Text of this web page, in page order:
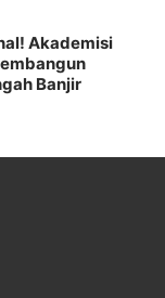
Akademisi
Banjir